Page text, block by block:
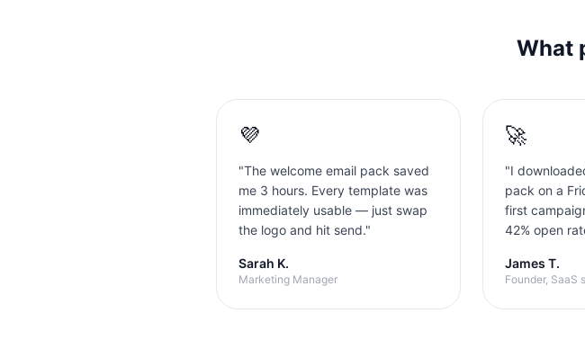
What
💜
"The welcome email pack saved
me 3 hours. Every template was
immediately usable — just swap
the logo and hit send."
Sarah K.
Marketing Manager
🚀
"I
pack on a
first
42% open
James T.
Founder, SaaS